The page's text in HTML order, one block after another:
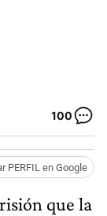
100
PERFIL en Google
que la